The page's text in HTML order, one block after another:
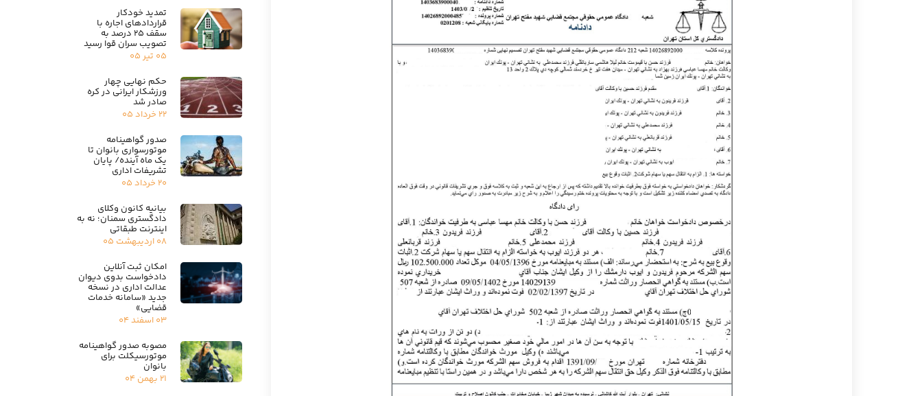
تمدید خودکار
قراردادهای اجاره با
سقف ۲۵ درصد به
تصویب سران قوا رسید
۰۵ تیر ۰۵
حکم نهایی چهار
ورزشکار ایرانی در کره
صادر شد
۲۲ خرداد ۰۵
صدور گواهینامه
موتورسواری بانوان تا
یک ماه آینده/ پایان
تشریفات اداری
۲۰ خرداد ۰۵
بیانیه کانون وکلای
دادگستری سمنان؛ نه به
اینترنت طبقاتی
۰۸ اردیبهشت ۰۵
امکان ثبت آنلاین
دادخواست بدوی دیوان
عدالت اداری در نسخه
جدید «سامانه خدمات
قضایی»
۰۳ اسفند ۰۴
مصوبه صدور گواهینامه
موتورسیکلت برای
بانوان
۲۱ بهمن ۰۴